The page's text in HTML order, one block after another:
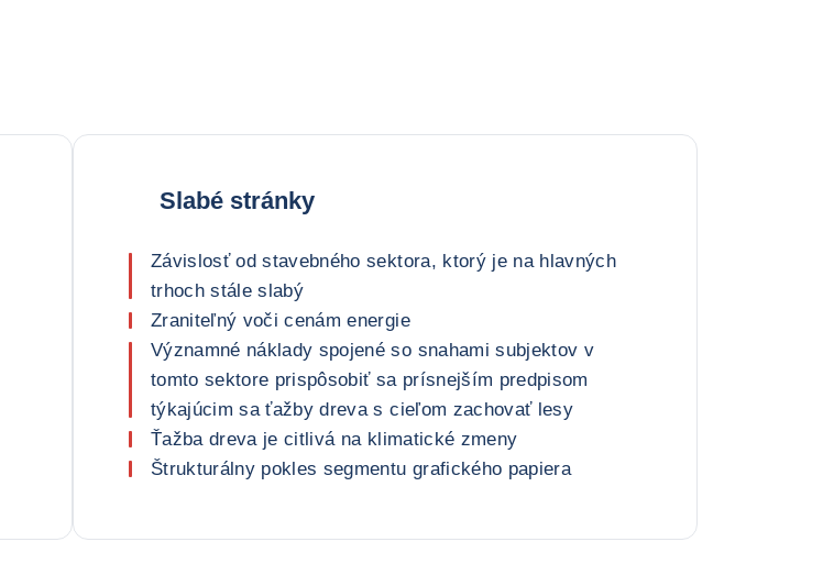
Slabé stránky
Závislosť od stavebného sektora, ktorý je na hlavných
trhoch stále slabý
Zraniteľný voči cenám energie
Významné náklady spojené so snahami subjektov v
tomto sektore prispôsobiť sa prísnejším predpisom
týkajúcim sa ťažby dreva s cieľom zachovať lesy
Ťažba dreva je citlivá na klimatické zmeny
Štrukturálny pokles segmentu grafického papiera